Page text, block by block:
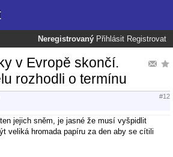
Neregistrovaný Přihlásit Registrovat
v Evropě skončí.
rozhodli o termínu
#12
jejich sněm, je jasné že musí vyšpidlit
veliká hromada papíru za den aby se cítili